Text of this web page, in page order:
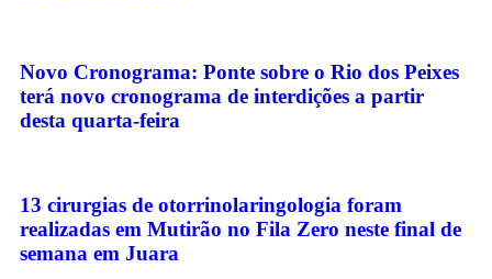
Novo Cronograma: Ponte sobre o Rio dos Peixes
terá novo cronograma de interdições a partir
desta quarta-feira
13 cirurgias de otorrinolaringologia foram
realizadas em Mutirão no Fila Zero neste final de
semana em Juara